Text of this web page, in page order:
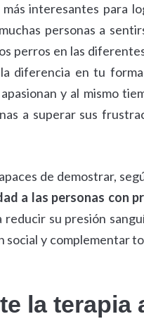
interesantes para
personas a
perros en las
diferencia en tu
y al mismo
a superar sus
de demostrar,
a las personas con
su presión
y complementar
la terapia